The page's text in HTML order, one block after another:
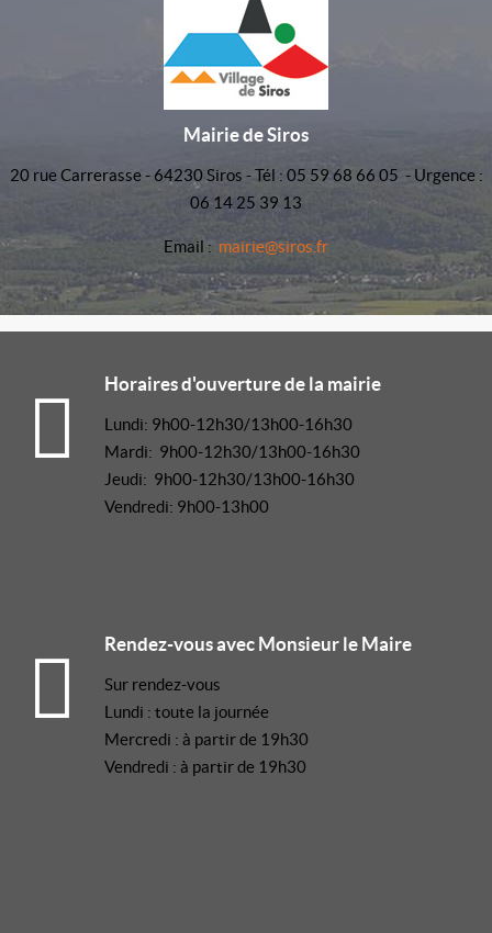
Mairie de Siros
20 rue Carrerasse - 64230 Siros - Tél : 05 59 68 66 05 - Urgence :
06 14 25 39 13
Email : mairie@siros.fr
Horaires d'ouverture de la mairie
Lundi: 9h00-12h30/13h00-16h30
Mardi: 9h00-12h30/13h00-16h30
Jeudi: 9h00-12h30/13h00-16h30
Vendredi: 9h00-13h00
Rendez-vous avec Monsieur le Maire
Sur rendez-vous
Lundi : toute la journée
Mercredi : à partir de 19h30
Vendredi : à partir de 19h30